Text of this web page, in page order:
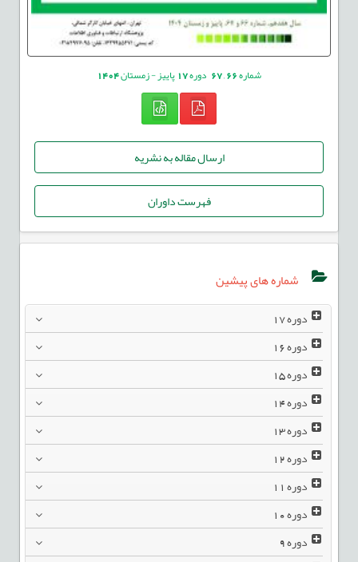
شماره66
,
67 دوره17پاییز - زمستان1404
ارسال مقاله به نشریه
فهرست داوران
شماره های پیشین
دوره17
دوره16
دوره15
دوره14
دوره13
دوره12
دوره11
دوره10
دوره9